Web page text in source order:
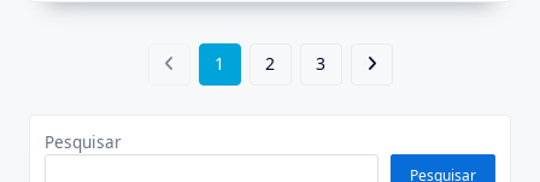
1 2 3
Pesquisar
Pesquisar